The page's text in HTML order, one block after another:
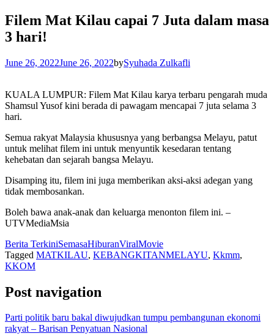
Filem Mat Kilau capai 7 Juta dalam masa
3 hari!
June 26, 2022June 26, 2022bySyuhada Zulkafli
KUALA LUMPUR: Filem Mat Kilau karya terbaru pengarah muda
Shamsul Yusof kini berada di pawagam mencapai 7 juta selama 3
hari.
Semua rakyat Malaysia khususnya yang berbangsa Melayu, patut
untuk melihat filem ini untuk menyuntik kesedaran tentang
kehebatan dan sejarah bangsa Melayu.
Disamping itu, filem ini juga memberikan aksi-aksi adegan yang
tidak membosankan.
Boleh bawa anak-anak dan keluarga menonton filem ini. –
UTVMediaMsia
Berita TerkiniSemasaHiburanViralMovie
Tagged MATKILAU, KEBANGKITANMELAYU, Kkmm,
KKOM
Post navigation
Parti politik baru bakal diwujudkan tumpu pembangunan ekonomi
rakyat – Barisan Penyatuan Nasional